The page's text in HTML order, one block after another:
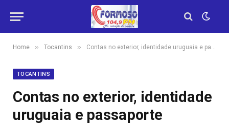
Home » Tocantins » Contas no exterior, identidade uruguaia e passaporte italiano: decisão mostra plano de fuga do ex-governador do TO, Mauro Carlesse
TOCANTINS
Contas no exterior, identidade
uruguaia e passaporte